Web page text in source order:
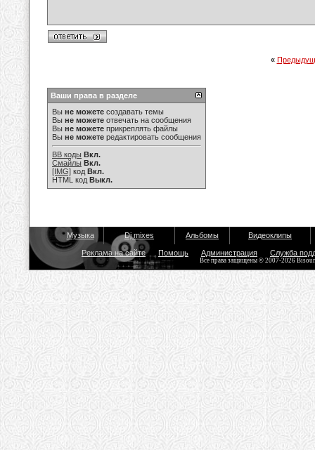
«
Ваши права в разделе
Вы не можете создавать темы
Вы не можете отвечать на сообщения
Вы не можете прикреплять файлы
Вы не можете редактировать сообщения
BB коды Вкл.
Смайлы Вкл.
[IMG] код Вкл.
HTML код Выкл.
Музыка Dj mixes Альбомы Видеоклипы
Реклама на сайте Помощь Администрация Служба
Все права защищены © 2007-2026